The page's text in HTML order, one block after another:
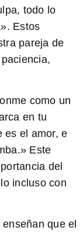
todo lo
Estos
pareja de
como un
en tu
es el amor, e
Este
del
incluso con
que el